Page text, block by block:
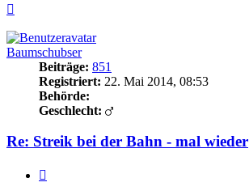
Baumschubser
Beiträge: 851
Registriert: 22. Mai 2014, 08:53
Behörde:
Geschlecht:
Re: Streik bei der Bahn - mal wieder